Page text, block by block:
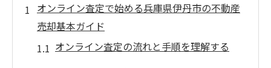
オンライン査定で始める兵庫県伊丹市の不動産
売却基本ガイド
オンライン査定の流れと手順を理解する